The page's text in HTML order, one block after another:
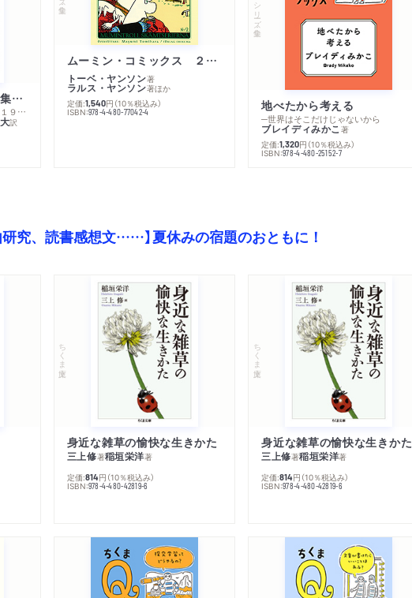
ミシェル・フーコー講義集成１０ 主体性と真理
─コレージュ・ド・フランス講義１９８０－１９８１年度
訳
ムーミン・コミックス ２ あこがれの遠い土地
トーベ・ヤンソン著
ラルス・ヤンソン著ほか
定価:1,540円 （10％税込み）
ISBN:978-4-480-77042-4
シリーズ・全集
地べたから考える
─世界はそこだけじゃないから
ブレイディみかこ著
定価:1,320円 （10％税込み）
ISBN:978-4-480-25152-7
研究、読書感想文……】夏休みの宿題のおともに！
ちくま文庫
身近な雑草の愉快な生きかた
三上修著稲垣栄洋著
定価:814円 （10％税込み）
ISBN:978-4-480-42819-6
ちくま文庫
身近な雑草の愉快な生きかた
三上修著稲垣栄洋著
定価:814円 （10％税込み）
ISBN:978-4-480-42819-6